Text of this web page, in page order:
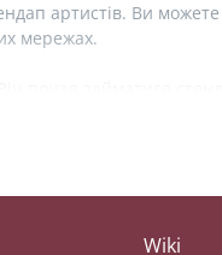
артистів. Ви
мережах.
Wiki